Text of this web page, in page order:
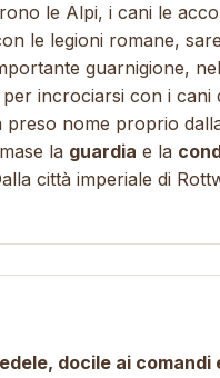
le Alpi, i cani le
le legioni romane,
guarnigione,
incrociarsi con i
nome proprio
la guardia e la
città imperiale di
docile ai comandi